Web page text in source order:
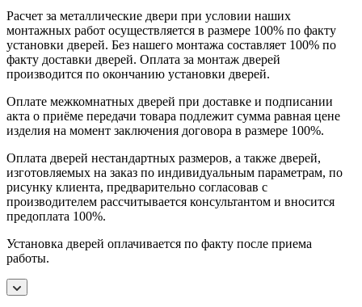
Расчет за металлические двери при условии наших
монтажных работ осуществляется в размере 100% по факту
установки дверей. Без нашего монтажа составляет 100% по
факту доставки дверей. Оплата за монтаж дверей
производится по окончанию установки дверей.
Оплате межкомнатных дверей при доставке и подписании
акта о приёме передачи товара подлежит сумма равная цене
изделия на момент заключения договора в размере 100%.
Оплата дверей нестандартных размеров, а также дверей,
изготовляемых на заказ по индивидуальным параметрам, по
рисунку клиента, предварительно согласовав с
производителем рассчитывается консультантом и вносится
предоплата 100%.
Установка дверей оплачивается по факту после приема
работы.